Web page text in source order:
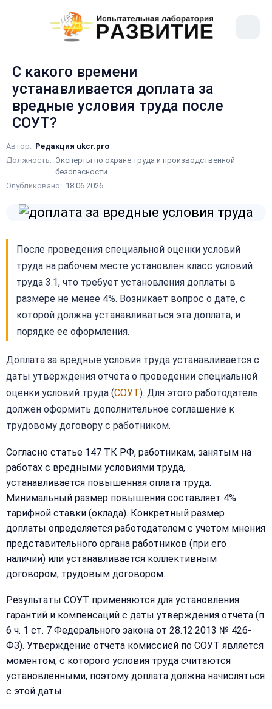
С какого времени
устанавливается доплата за
вредные условия труда после
СОУТ?
Автор: Редакция ukcr.pro
Должность: Эксперты по охране труда и производственной
безопасности
Опубликовано: 18.06.2026
После проведения специальной оценки условий
труда на рабочем месте установлен класс условий
труда 3.1, что требует установления доплаты в
размере не менее 4%. Возникает вопрос о дате, с
которой должна устанавливаться эта доплата, и
порядке ее оформления.
Доплата за вредные условия труда устанавливается с
даты утверждения отчета о проведении специальной
оценки условий труда (СОУТ). Для этого работодатель
должен оформить дополнительное соглашение к
трудовому договору с работником.
Согласно статье 147 ТК РФ, работникам, занятым на
работах с вредными условиями труда,
устанавливается повышенная оплата труда.
Минимальный размер повышения составляет 4%
тарифной ставки (оклада). Конкретный размер
доплаты определяется работодателем с учетом мнения
представительного органа работников (при его
наличии) или устанавливается коллективным
договором, трудовым договором.
Результаты СОУТ применяются для установления
гарантий и компенсаций с даты утверждения отчета (п.
6 ч. 1 ст. 7 Федерального закона от 28.12.2013 № 426-
ФЗ). Утверждение отчета комиссией по СОУТ является
моментом, с которого условия труда считаются
установленными, поэтому доплата должна начисляться
с этой даты.